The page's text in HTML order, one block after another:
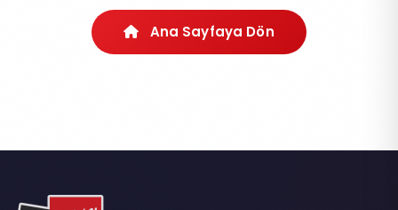
Ana Sayfaya Dön